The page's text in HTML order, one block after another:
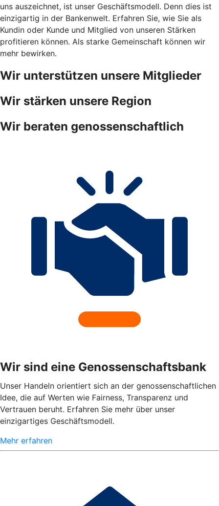
uns auszeichnet, ist unser Geschäftsmodell. Denn dies ist
einzigartig in der Bankenwelt. Erfahren Sie, wie Sie als
Kundin oder Kunde und Mitglied von unseren Stärken
profitieren können. Als starke Gemeinschaft können wir
mehr bewirken.
Wir unterstützen unsere Mitglieder
Wir stärken unsere Region
Wir beraten genossenschaftlich
Wir sind eine Genossenschaftsbank
Unser Handeln orientiert sich an der genossenschaftlichen
Idee, die auf Werten wie Fairness, Transparenz und
Vertrauen beruht. Erfahren Sie mehr über unser
einzigartiges Geschäftsmodell.
Mehr erfahren